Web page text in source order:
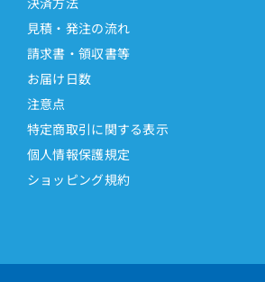
見積・発注の流れ
請求書・領収書等
お届け日数
注意点
特定商取引に関する表示
個人情報保護規定
ショッピング規約